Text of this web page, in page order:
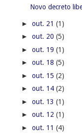
Novo decreto
► out. 21 (1)
► out. 20 (5)
► out. 19 (1)
► out. 18 (5)
► out. 15 (2)
► out. 14 (2)
► out. 13 (1)
► out. 12 (1)
► out. 11 (4)